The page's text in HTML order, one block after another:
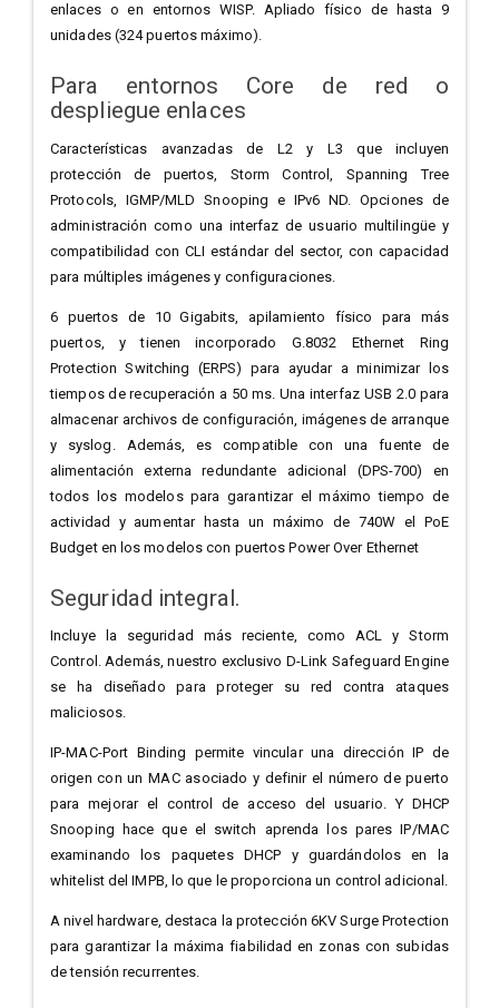
enlaces o en entornos WISP. Apliado físico de hasta 9
unidades (324 puertos máximo).
Para entornos Core de red o
despliegue enlaces
Características avanzadas de L2 y L3 que incluyen
protección de puertos, Storm Control, Spanning Tree
Protocols, IGMP/MLD Snooping e IPv6 ND. Opciones de
administración como una interfaz de usuario multilingüe y
compatibilidad con CLI estándar del sector, con capacidad
para múltiples imágenes y configuraciones.
6 puertos de 10 Gigabits, apilamiento físico para más
puertos, y tienen incorporado G.8032 Ethernet Ring
Protection Switching (ERPS) para ayudar a minimizar los
tiempos de recuperación a 50 ms. Una interfaz USB 2.0 para
almacenar archivos de configuración, imágenes de arranque
y syslog. Además, es compatible con una fuente de
alimentación externa redundante adicional (DPS-700) en
todos los modelos para garantizar el máximo tiempo de
actividad y aumentar hasta un máximo de 740W el PoE
Budget en los modelos con puertos Power Over Ethernet
Seguridad integral.
Incluye la seguridad más reciente, como ACL y Storm
Control. Además, nuestro exclusivo D-Link Safeguard Engine
se ha diseñado para proteger su red contra ataques
maliciosos.
IP-MAC-Port Binding permite vincular una dirección IP de
origen con un MAC asociado y definir el número de puerto
para mejorar el control de acceso del usuario. Y DHCP
Snooping hace que el switch aprenda los pares IP/MAC
examinando los paquetes DHCP y guardándolos en la
whitelist del IMPB, lo que le proporciona un control adicional.
A nivel hardware, destaca la protección 6KV Surge Protection
para garantizar la máxima fiabilidad en zonas con subidas
de tensión recurrentes.